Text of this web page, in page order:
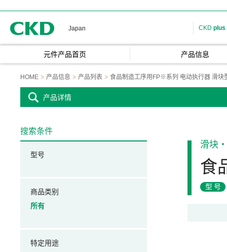
Japan CKD plus
元件产品首页 产品信息
HOME 产品信息 产品列表 食品制造工序用FP※系列 电动执行器 滑块
产品详情
滑块
食
型号
搜索条件
型号
商品类别
所有
特定用途